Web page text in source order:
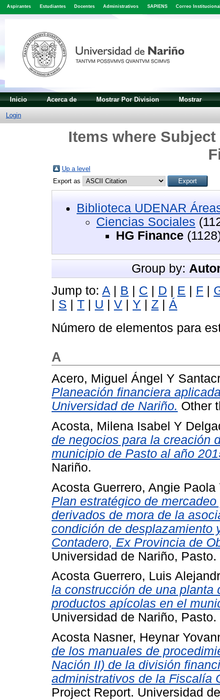
Aspirantes Estudiantes Docentes Administrativos SAPIENS Correo
Inicio Acerca de Mostrar Por Division Mostrar
Login
Items where
Up a level
Export as
Biblioteca UDENAR
Ciencias Sociales
HG Finance
Group by:
Jump to: A B C D E F
S T U V Y Z
Á
Número de elementos para
A
Acero, Miguel Ángel Y
Planeación financiera
Universidad de Nariño. Other
Acosta, Milena Isabel Y
de negocios para la creación
municipio de Pasto al año
Nariño.
Acosta Guerrero, Angie Paola
Plan estratégico de
derivados de mora de la
condición de desplazamiento
Contadero, Ex Provincia de
Universidad de Nariño, Pasto.
Acosta Guerrero, Luis
la construcción de una planta
productos apícolas en el
Universidad de Nariño, Pasto.
Acosta Nasner, Heynar
de los manuales de
Nación II) de la división
administrativos de la Fiscalía
Project Report. Universidad